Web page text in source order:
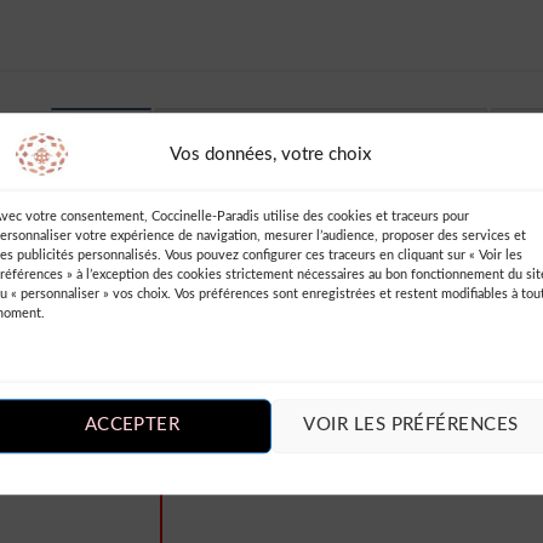
Vos données, votre choix
votre consentement, Coccinelle-Paradis utilise des cookies et traceurs pour
votre expérience de navigation, mesurer l’audience, proposer des services et
publicités personnalisés. Vous pouvez configurer ces traceurs en cliquant sur « Voir les
» à l’exception des cookies strictement nécessaires au bon fonctionnement du
« personnaliser » vos choix. Vos préférences sont enregistrées et restent modifiables à
ACCEPTER VOIR LES PRÉFÉRENCES
le dos nu
ça donne
pour
je suis
Ajouter un Avis
Vous devez êtreconnectépour